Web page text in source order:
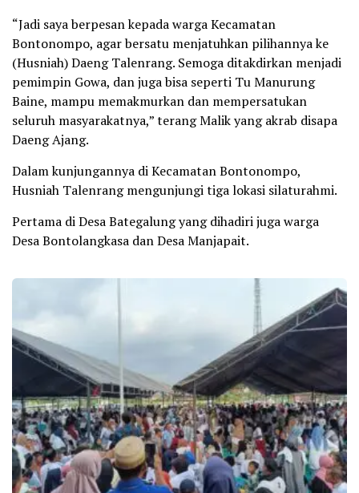
“Jadi saya berpesan kepada warga Kecamatan
Bontonompo, agar bersatu menjatuhkan pilihannya ke
(Husniah) Daeng Talenrang. Semoga ditakdirkan menjadi
pemimpin Gowa, dan juga bisa seperti Tu Manurung
Baine, mampu memakmurkan dan mempersatukan
seluruh masyarakatnya,” terang Malik yang akrab disapa
Daeng Ajang.
Dalam kunjungannya di Kecamatan Bontonompo,
Husniah Talenrang mengunjungi tiga lokasi silaturahmi.
Pertama di Desa Bategalung yang dihadiri juga warga
Desa Bontolangkasa dan Desa Manjapait.